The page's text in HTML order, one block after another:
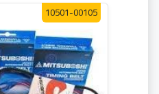
10501-00105